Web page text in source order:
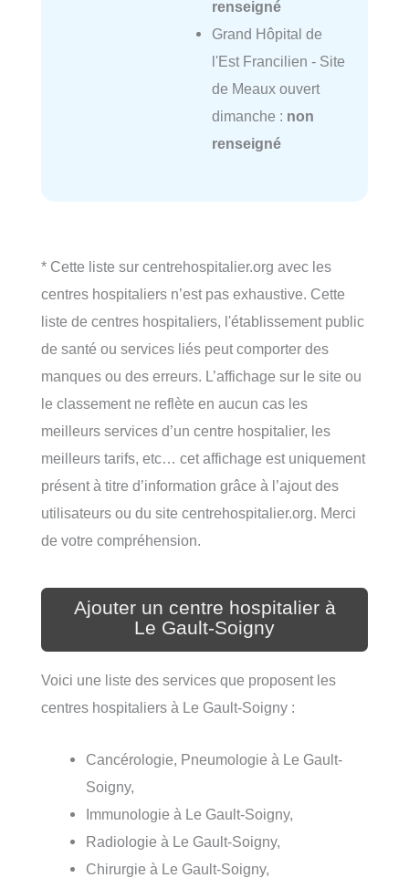
renseigné
Grand Hôpital de
l'Est Francilien - Site
de Meaux ouvert
dimanche : non
renseigné
* Cette liste sur centrehospitalier.org avec les
centres hospitaliers n’est pas exhaustive. Cette
liste de centres hospitaliers, l'établissement public
de santé ou services liés peut comporter des
manques ou des erreurs. L’affichage sur le site ou
le classement ne reflète en aucun cas les
meilleurs services d’un centre hospitalier, les
meilleurs tarifs, etc… cet affichage est uniquement
présent à titre d’information grâce à l’ajout des
utilisateurs ou du site centrehospitalier.org. Merci
de votre compréhension.
Ajouter un centre hospitalier à
Le Gault-Soigny
Voici une liste des services que proposent les
centres hospitaliers à Le Gault-Soigny :
Cancérologie, Pneumologie à Le Gault-
Soigny,
Immunologie à Le Gault-Soigny,
Radiologie à Le Gault-Soigny,
Chirurgie à Le Gault-Soigny,